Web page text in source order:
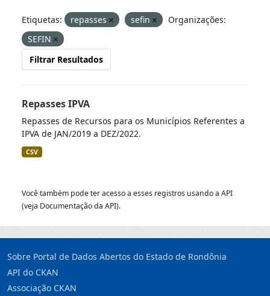
Etiquetas: repasses sefin
Organizações:
SEFIN
Filtrar Resultados
Repasses IPVA
Repasses de Recursos para os Municípios Referentes a
IPVA de JAN/2019 a DEZ/2022.
CSV
Você também pode ter acesso a esses registros usando a API
(veja Documentação da API).
Sobre Portal de Dados Abertos do Estado de Rondônia
API do CKAN
Associação CKAN